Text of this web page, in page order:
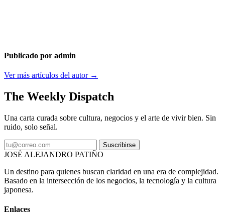
Publicado por admin
Ver más artículos del autor →
The Weekly Dispatch
Una carta curada sobre cultura, negocios y el arte de vivir bien. Sin
ruido, solo señal.
Suscribirse
JOSÉ ALEJANDRO PATIÑO
Un destino para quienes buscan claridad en una era de complejidad.
Basado en la intersección de los negocios, la tecnología y la cultura
japonesa.
Enlaces